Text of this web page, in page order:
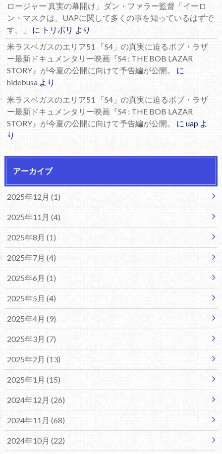
ロージャー 真実の幕開け」ダン・ファラー監督「イーロ
ン・マスクは、UAPに関して多くの事を知っているはずで
す。」
に トリポリ より
米ラスベガスのエリア51 「S4」の真実に迫るボブ・ラザ
ー最新ドキュメンタリー映画『S4 : THE BOB LAZAR
STORY』が今夏の公開に向けて予告編が公開。
に
hidebusaより
米ラスベガスのエリア51 「S4」の真実に迫るボブ・ラザ
ー最新ドキュメンタリー映画『S4 : THE BOB LAZAR
STORY』が今夏の公開に向けて予告編が公開。
に uapよ
り
アーカイブ
2025年12月 (1)
2025年11月 (4)
2025年8月 (1)
2025年7月 (4)
2025年6月 (1)
2025年5月 (4)
2025年4月 (9)
2025年3月 (7)
2025年2月 (13)
2025年1月 (15)
2024年12月 (26)
2024年11月 (68)
2024年10月 (22)